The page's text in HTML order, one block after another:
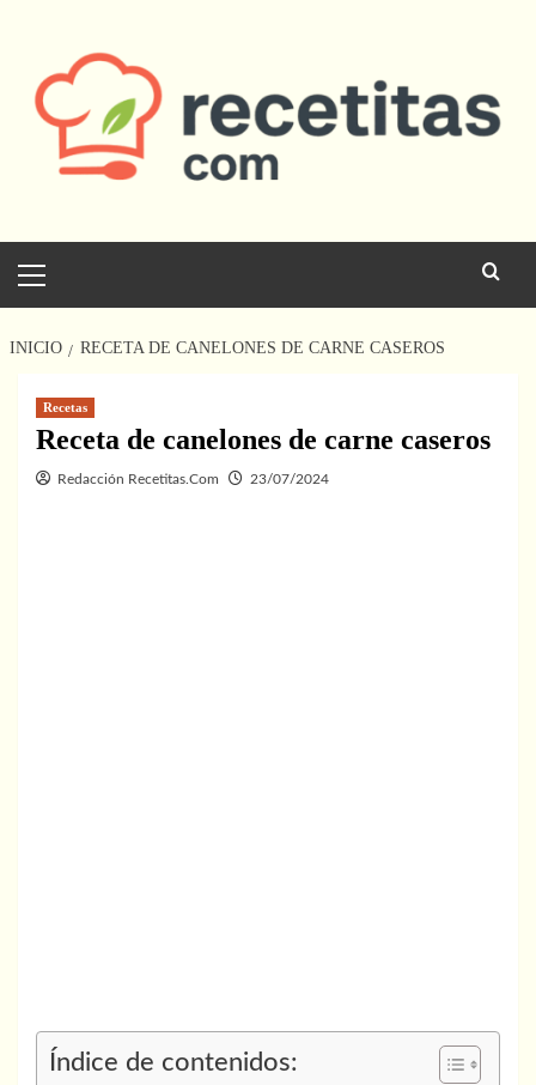
contenido
principal
INICIO RECETA DE CANELONES DE CARNE CASEROS
Recetas
Receta de canelones de carne caseros
Redacción Recetitas.Com 23/07/2024
Índice de contenidos: